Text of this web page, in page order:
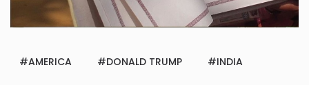
AMERICA DONALD TRUMP INDIA